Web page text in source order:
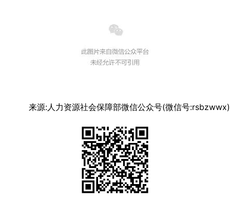
来源:人力资源社会保障部微信公众号(微信号:rsbzwwx)